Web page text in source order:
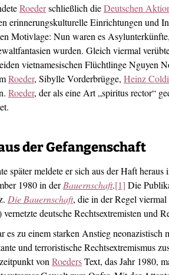
Roederschließlich dieDeutschen
erinnerungskulturelle Einrichtungen und
Motivlage: Nun waren es
wurden. Gleich viermal
vietnamesischen Flüchtlinge Nguyen
Roeder, Sibylle Vorderbrügge, Heinz
Roeder, der als eine Art „spiritus rector“
der Gefangenschaft
später meldete er sich aus der Haft
1980 in derBauernschaft.[1] Die
Die Bauernschaft, die in der Regel
deutsche Rechtsextremisten und
es zu einem starken Anstieg
und terroristische Rechtsextremismus
von RoedersText, das Jahr 1980,